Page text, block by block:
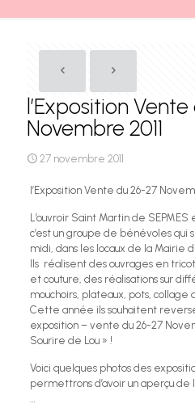
l’Exposition
Novembre 2011
27 novembre 2011
l’Exposition Vente du 26-27
L’ouvroir Saint Martin de SEPMES
c’est un groupe de bénévoles
midi, dans les locaux de la Mairie
Ils réalisent des ouvrages en
et couture, des réalisations sur
mouchoirs, plateaux, pots, collage
Cette année ils souhaitent
exposition – vente du 26-27
Sourire de Lou » !
Voici quelques photos des
permettrons d’avoir un aperçu
…